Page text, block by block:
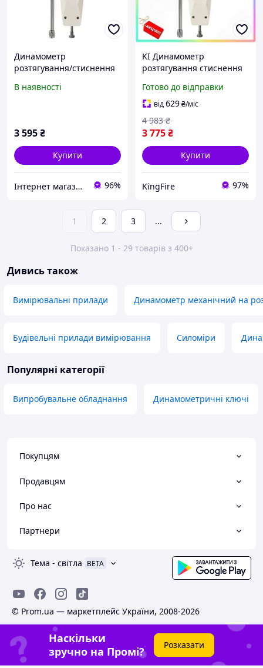
Динамометр
розтягування/стиснення
PROTESTER NK-20
В наявності
3 595₴
Купити
Інтернет магазин "Megotools" 96%
KI Динамометр
розтягування стиснення
аналоговий 2 кг
вимірювач сили
навантаження для
інжене FIR41_R
Готово до відправки
від629₴/міс
3 775₴
4 983 ₴
Купити
KingFire 97%
1 2 3 ...
Показано 1 - 29 товарів з 400+
Дивись також
Вимірювальні прилади Динамометр механічний на
Будівельні прилади вимірювання Силоміри
Популярні категорії
Випробувальне обладнання Динамометричні ключі
Покупцям
Продавцям
Про нас
Партнери
Тема - світла BETA
© Prom.ua — маркетплейс України, 2008-2026
Наскільки
зручно на Промі?
Розказати